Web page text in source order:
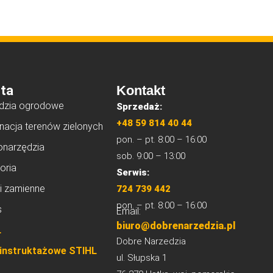
ogrodowe
terenów zielonych
zamienne
STIHL
Kontakt
Sprzedaż:
+48 59 814 40 44
pon. – pt. 8:00 – 16:00
sob. 9:00 – 13:00
Serwis:
724 739 442
pon. – pt. 8:00 – 16:00
Email:
biuro@dobrenarzedzia.pl
Dobre Narzedzia
ul. Słupska 1